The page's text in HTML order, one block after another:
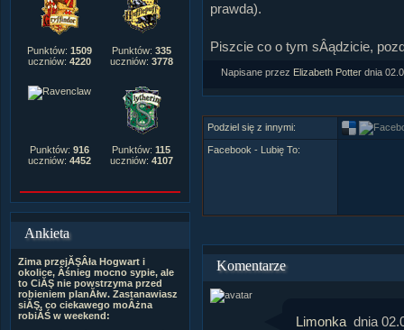
Punktów: 1509
uczniów: 4220
Punktów: 335
uczniów: 3778
Punktów: 916
uczniów: 4452
Punktów: 115
uczniów: 4107
Ankieta
Zima przejĂŞÂła Hogwart i
okolice, Âśnieg mocno sypie, ale
to CiĂŞ nie powstrzyma przed
robieniem planĂłw. Zastanawiasz
siĂŞ, co ciekawego moÂżna
robiĂŚ w weekend:
prawda).
Piszcie co o tym sÂądzicie,
Napisane przez Elizabeth Potter dnia
Podziel się z innymi:
Facebook - Lubię To:
Komentarze
Limonka dnia